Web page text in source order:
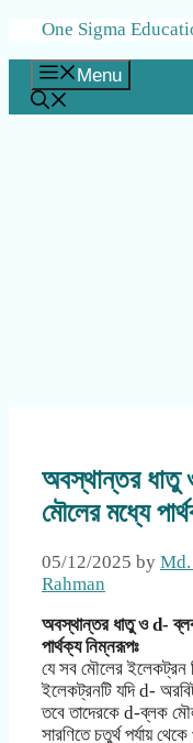
Skip
content
One Sigma
Menu
অবস্থান্তর
মৌলের মধ্যে
05/12/2025 by
Rahman
অবস্থান্তর ধাতু ও d-
পার্থক্য নিম্নরূপঃ
যে সব মৌলের ইলেকট্রন
ইলেকট্রনটি যদি d-
তবে তাদেরকে d-ব্লক
সারণিতে চতুর্থ পর্যায় থেকে